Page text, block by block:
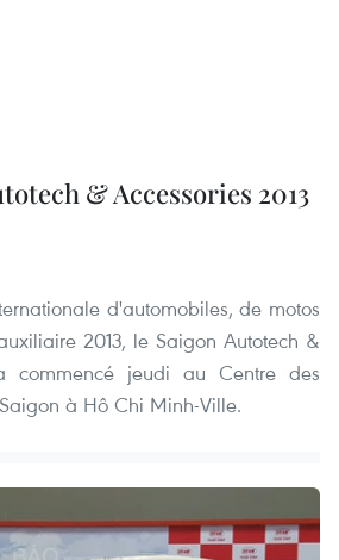
& Accessories 2013
d'automobiles, de motos
2013, le Saigon Autotech &
commencé jeudi au Centre des
à Hô Chi Minh-Ville.